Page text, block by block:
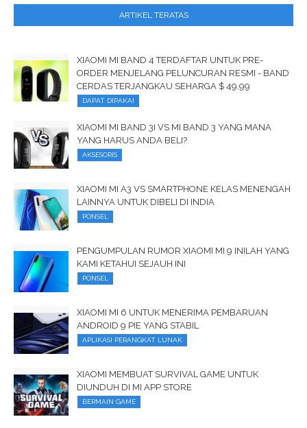
ARTIKEL TERATAS
XIAOMI MI BAND 4 TERDAFTAR UNTUK PRE-
ORDER MENJELANG PELUNCURAN RESMI - BAND
CERDAS TERJANGKAU SEHARGA $ 49,99
DAPAT DIPAKAI
XIAOMI MI BAND 3I VS MI BAND 3 YANG MANA
YANG HARUS ANDA BELI?
AKSESORIS
XIAOMI MI A3 VS SMARTPHONE KELAS MENENGAH
LAINNYA UNTUK DIBELI DI INDIA
PONSEL
PENGUMPULAN RUMOR XIAOMI MI 9 INILAH YANG
KAMI KETAHUI SEJAUH INI
PONSEL
XIAOMI MI 6 UNTUK MENERIMA PEMBARUAN
ANDROID 9 PIE YANG STABIL
APLIKASI PERANGKAT LUNAK
XIAOMI MEMBUAT SURVIVAL GAME UNTUK
DIUNDUH DI MI APP STORE
BERMAIN GAME